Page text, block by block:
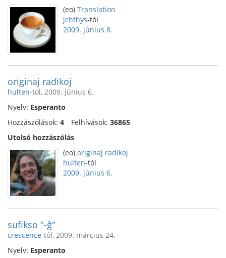
(eo) Translation
jchthys-tól
2009. június 8.
originaj radikoj
hulten-tól, 2009. június 6.
Nyelv: Esperanto
Hozzászólások: 4 Felhívások: 36865
Utolsó hozzászólás
(eo) originaj radikoj
hulten-tól
2009. június 6.
sufikso "-ĝ"
crescence-tól, 2009. március 24.
Nyelv: Esperanto